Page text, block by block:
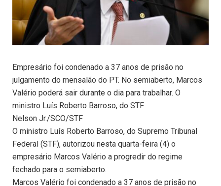
Empresário foi condenado a 37 anos de prisão no
julgamento do mensalão do PT. No semiaberto, Marcos
Valério poderá sair durante o dia para trabalhar. O
ministro Luís Roberto Barroso, do STF
Nelson Jr./SCO/STF
O ministro Luís Roberto Barroso, do Supremo Tribunal
Federal (STF), autorizou nesta quarta-feira (4) o
empresário Marcos Valério a progredir do regime
fechado para o semiaberto.
Marcos Valério foi condenado a 37 anos de prisão no